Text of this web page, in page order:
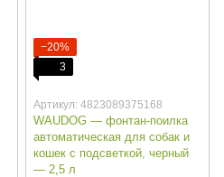
−20%
3
Артикул: 4823089375168
WAUDOG — фонтан-поилка
автоматическая для собак и
кошек с подсветкой, черный
— 2,5 л